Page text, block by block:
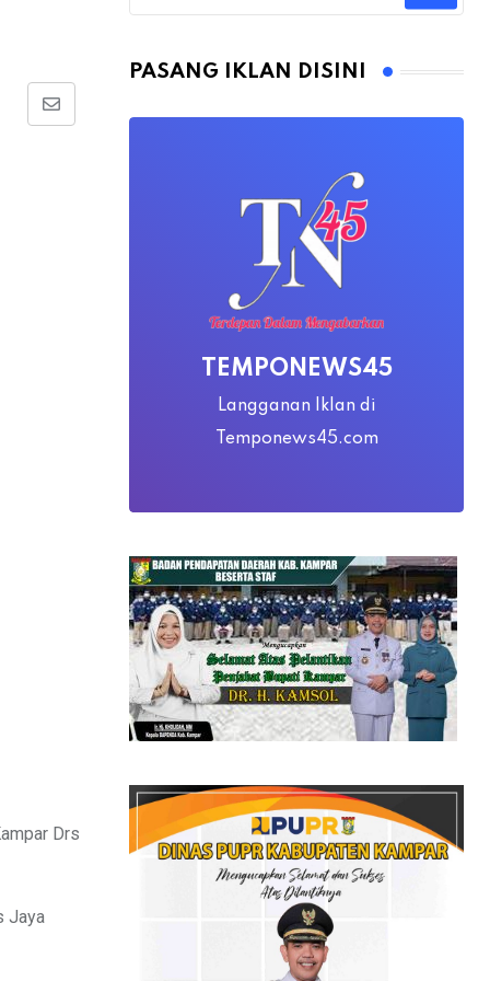
Share
Drs
Jaya
PASANG IKLAN DISINI
TEMPONEWS45
Langganan Iklan di
Temponews45.com